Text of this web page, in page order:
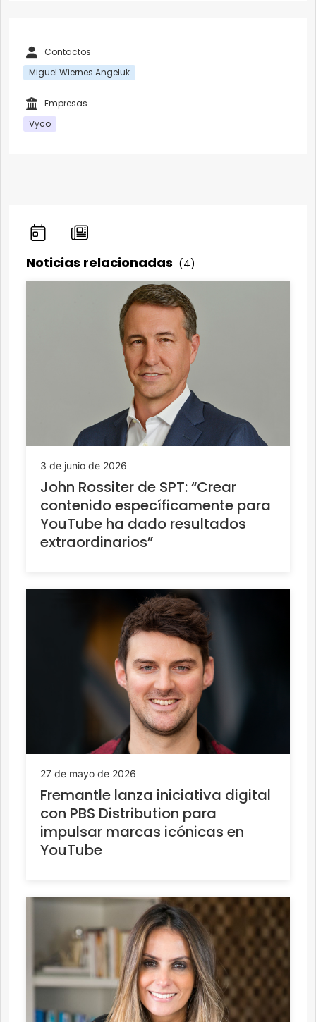
Contactos
Miguel Wiernes Angeluk
Empresas
Vyco
Noticias relacionadas (4)
3 de junio de 2026
John Rossiter de SPT: “Crear
contenido específicamente para
YouTube ha dado resultados
extraordinarios”
27 de mayo de 2026
Fremantle lanza iniciativa digital
con PBS Distribution para
impulsar marcas icónicas en
YouTube